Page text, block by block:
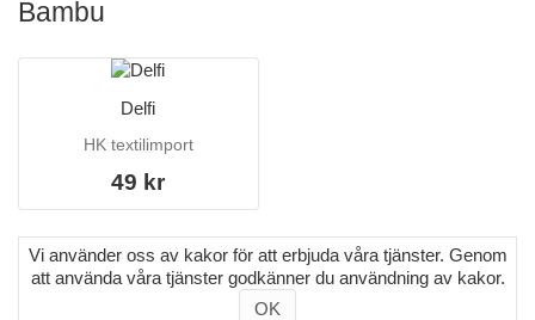
Bambu
Delfi
HK textilimport
49 kr
Vi använder oss av kakor för att erbjuda våra tjänster. Genom
att använda våra tjänster godkänner du användning av kakor.
OK